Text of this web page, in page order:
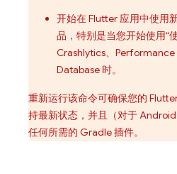
开始在 Flutter 应用中使用
品，特别是当您开始使用“
Crashlytics、
Database 时。
重新运行该命令可确保您的
持最新状态，并且（对于
任何所需的 Gradle 插件。